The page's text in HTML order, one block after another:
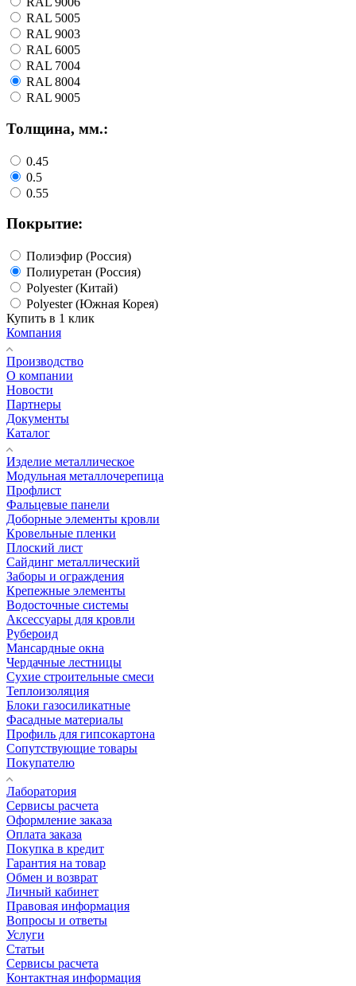
RAL 5005
RAL 9003
RAL 6005
RAL 7004
RAL 8004
RAL 9005
Толщина, мм.:
0.45
0.5
0.55
Покрытие:
Полиэфир (Россия)
Полиуретан (Россия)
Polyester (Китай)
Polyester (Южная Корея)
Купить в 1 клик
Компания
Производство
О компании
Новости
Партнеры
Документы
Каталог
Изделие металлическое
Модульная металлочерепица
Профлист
Фальцевые панели
Доборные элементы кровли
Кровельные пленки
Плоский лист
Сайдинг металлический
Заборы и ограждения
Крепежные элементы
Водосточные системы
Аксессуары для кровли
Рубероид
Мансардные окна
Чердачные лестницы
Сухие строительные смеси
Теплоизоляция
Блоки газосиликатные
Фасадные материалы
Профиль для гипсокартона
Сопутствующие товары
Покупателю
Лаборатория
Сервисы расчета
Оформление заказа
Оплата заказа
Покупка в кредит
Гарантия на товар
Обмен и возврат
Личный кабинет
Правовая информация
Вопросы и ответы
Услуги
Статьи
Сервисы расчета
Контактная информация